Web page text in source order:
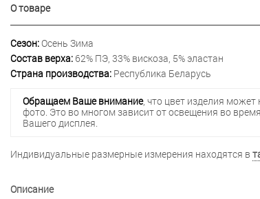
О товаре
Сезон:Осень Зима
Состав верха:62% ПЭ, 33% вискоза, 5% эластан
Страна производства:Республика Беларусь
Обращаем Ваше внимание, что цвет изделия может
фото. Это во многом зависит от освещения во
Вашего дисплея.
Индивидуальные размерные измерения находятся в
Описание